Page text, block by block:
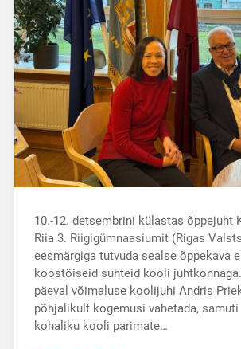
10.-12. detsembrini külastas õppejuht
Riia 3. Riigigümnaasiumit (Rigas
eesmärgiga tutvuda sealse õppekava
koostöiseid suhteid kooli
päeval võimaluse koolijuhi Andris
põhjalikult kogemusi vahetada,
kohaliku kooli parimate…